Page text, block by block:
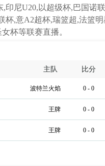
,印尼U20,以超级杯,巴国诺
杯,意A2超杯,瑞篮超,法篮
杯等联赛直播。
主队 比分
波特兰火焰 0 - 0
王牌 0 - 0
王牌 0 - 0